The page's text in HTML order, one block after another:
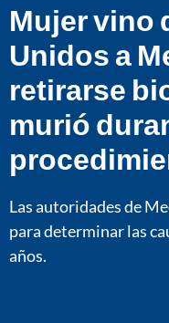
Mujer vino
Unidos a
retirarse
murió
Las autoridades de
para determinar las
años.